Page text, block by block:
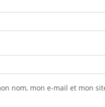
nom, mon e-mail et mon